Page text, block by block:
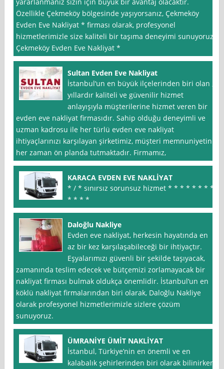
Özellikle Çekmeköy bölgesinde yaşıyorsanız, Çekmeköy
Evden Eve Nakliyat * firması olarak, profesyonel
hizmetlerimizle size kaliteli bir taşıma deneyimi sunuyoruz.
Çekmeköy Evden Eve Nakliyat *
Sultan Evden Eve Nakliyat
İstanbul‘un en büyük ilçelerinden biri olan ,
yıllardır kaliteli ve güvenilir hizmet
anlayışıyla müşterilerine hizmet veren bir
evden eve nakliyat firmasıdır. Sahip olduğu deneyimli ve
uzman kadrosu ile her türlü evden eve nakliyat
ihtiyaçlarınızı karşılayan şirketimiz, müşteri memnuniyetini
her zaman ön planda tutmaktadır. Firmamız,
KARACA EVDEN EVE NAKLİYAT
* / * sınırsız sorunsuz hizmet * * * * * * * *
* * * *
Daloğlu Nakliye
Evden eve nakliyat, herkesin hayatında en
az bir kez karşılaşabileceği bir ihtiyaçtır.
Eşyalarımızı güvenli bir şekilde taşıyacak,
zamanında teslim edecek ve bütçemizi zorlamayacak bir
nakliyat firması bulmak oldukça önemlidir. İstanbul‘un en
köklü nakliyat firmalarından biri olarak, Daloğlu Nakliye
olarak profesyonel hizmetlerimizle sizlere çözüm
sunuyoruz.
ÜMRANİYE ÜMİT NAKLİYAT
İstanbul, Türkiye’nin en önemli ve en
kalabalık şehirlerinden biri olarak bilinirken,